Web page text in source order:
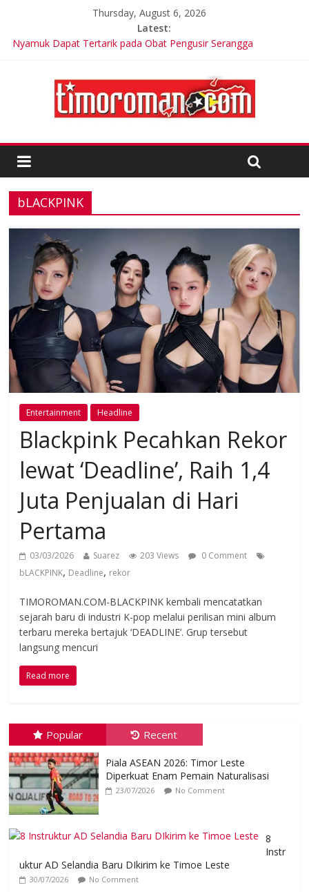
Thursday, August 6, 2026
Latest:
Nyamuk Dapat Tertarik pada Obat Pengusir Serangga
Ariana Grande Tinggal Tulang dan Kulit, Ada Apa?
Korea Selatan Catat Hari Terpanas dalam Sejarah
200 tentara Timor Leste Tergabung dalam Pasukan Pemilu
bLACKPINK
Entertainment Headline
Blackpink Pecahkan Rekor
lewat ‘Deadline’, Raih 1,4
Juta Penjualan di Hari
Pertama
03/03/2026 Suarez 203 Views
0 Comment
bLACKPINK, Deadline, rekor
TIMOROMAN.COM-BLACKPINK kembali mencatatkan
sejarah baru di industri K-pop melalui perilisan mini album
terbaru mereka bertajuk ‘DEADLINE’. Grup tersebut
langsung mencuri
Read more
Popular Recent
Piala ASEAN 2026: Timor Leste
Diperkuat Enam Pemain Naturalisasi
23/07/2026 No Comment
8
Instr
uktur AD Selandia Baru DIkirim ke Timoe Leste
30/07/2026 No Comment